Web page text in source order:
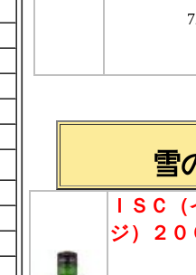
雪
ＩＳＣ
ジ）２０